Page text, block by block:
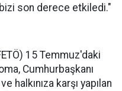
son derece etkiledi."
15 Temmuz'daki
Cumhurbaşkanı
halkınıza karşı yapılan